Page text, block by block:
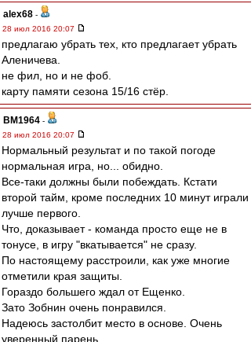
alex68 -
28 июл 2016 20:07
предлагаю убрать тех, кто предлагает убрать
Аленичева.
не фил, но и не фоб.
карту памяти сезона 15/16 стёр.
BM1964 -
28 июл 2016 20:07
Нормальный результат и по такой погоде
нормальная игра, но... обидно.
Все-таки должны были побеждать. Кстати
второй тайм, кроме последних 10 минут играли
лучше первого.
Что, доказывает - команда просто еще не в
тонусе, в игру "вкатывается" не сразу.
По настоящему расстроили, как уже многие
отметили края защиты.
Гораздо большего ждал от Ещенко.
Зато Зобнин очень понравился.
Надеюсь застолбит место в основе. Очень
уверенный парень.